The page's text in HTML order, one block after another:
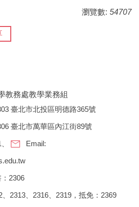
瀏覽數: 54707
教務處教學業務組
臺北市北投區明德路365號
臺北市萬華區內江街89號
Email:
2306
2313、2316、2319，抵免：2369